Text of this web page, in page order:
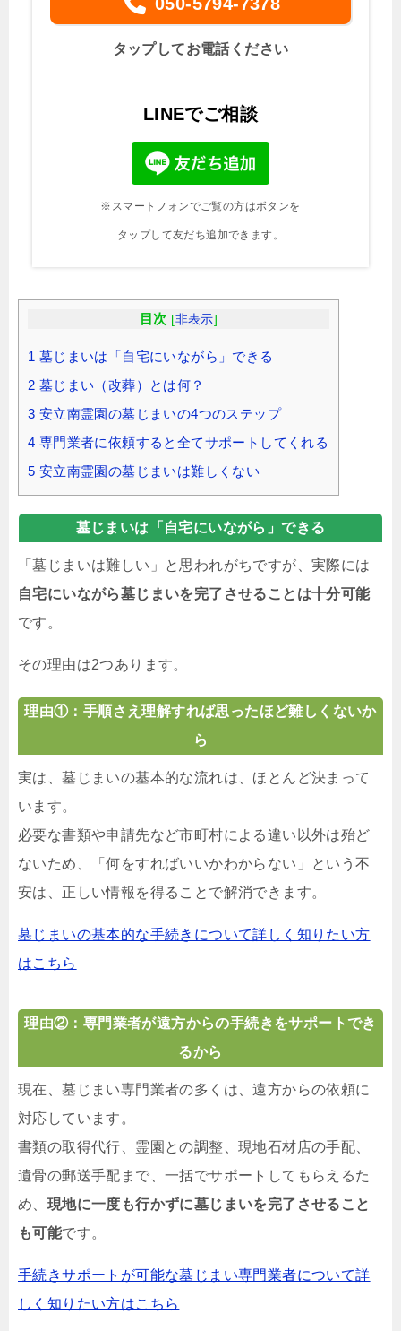
050-5794-7378
タップしてお電話ください
LINEでご相談
※スマートフォンでご覧の方はボタンを
タップして友だち追加できます。
目次 [非表示]
1 墓じまいは「自宅にいながら」できる
2 墓じまい（改葬）とは何？
3 安立南霊園の墓じまいの4つのステップ
4 専門業者に依頼すると全てサポートしてくれる
5 安立南霊園の墓じまいは難しくない
墓じまいは「自宅にいながら」できる
「墓じまいは難しい」と思われがちですが、実際には
自宅にいながら墓じまいを完了させることは十分可能
です。
その理由は2つあります。
理由①：手順さえ理解すれば思ったほど難しくないか
ら
実は、墓じまいの基本的な流れは、ほとんど決まって
います。
必要な書類や申請先など市町村による違い以外は殆ど
ないため、「何をすればいいかわからない」という不
安は、正しい情報を得ることで解消できます。
墓じまいの基本的な手続きについて詳しく知りたい方
はこちら
理由②：専門業者が遠方からの手続きをサポートでき
るから
現在、墓じまい専門業者の多くは、遠方からの依頼に
対応しています。
書類の取得代行、霊園との調整、現地石材店の手配、
遺骨の郵送手配まで、一括でサポートしてもらえるた
め、 現地に一度も行かずに墓じまいを完了させること
も可能です。
手続きサポートが可能な墓じまい専門業者について詳
しく知りたい方はこちら